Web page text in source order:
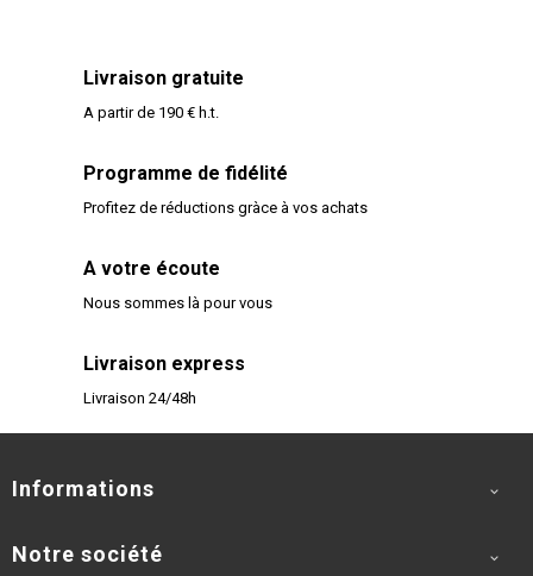
Livraison gratuite
A partir de 190 € h.t.
Programme de fidélité
Profitez de réductions gràce à vos achats
A votre écoute
Nous sommes là pour vous
Livraison express
Livraison 24/48h
Informations 
Notre société 